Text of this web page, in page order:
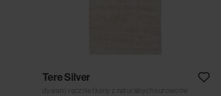
Tere Silver
dywan | ręcznie tkany z naturalnych surowców